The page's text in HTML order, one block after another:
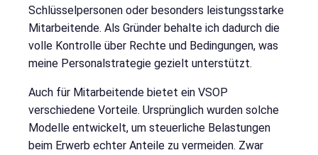
Schlüsselpersonen oder besonders leistungsstarke
Mitarbeitende. Als Gründer behalte ich dadurch die
volle Kontrolle über Rechte und Bedingungen, was
meine Personalstrategie gezielt unterstützt.
Auch für Mitarbeitende bietet ein VSOP
verschiedene Vorteile. Ursprünglich wurden solche
Modelle entwickelt, um steuerliche Belastungen
beim Erwerb echter Anteile zu vermeiden. Zwar